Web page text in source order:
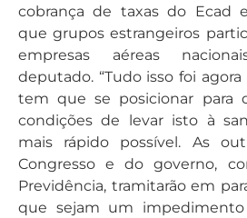
cobrança de taxas do Ecad
que grupos estrangeiros
empresas aéreas
deputado. “Tudo isso foi
tem que se posicionar para
condições de levar isto à
mais rápido possível. As
Congresso e do governo,
Previdência, tramitarão em
que sejam um